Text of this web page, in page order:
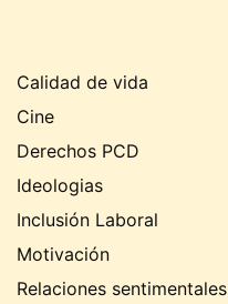
Calidad de vida
Cine
Derechos PCD
Ideologias
Inclusión Laboral
Motivación
Relaciones sentimentales